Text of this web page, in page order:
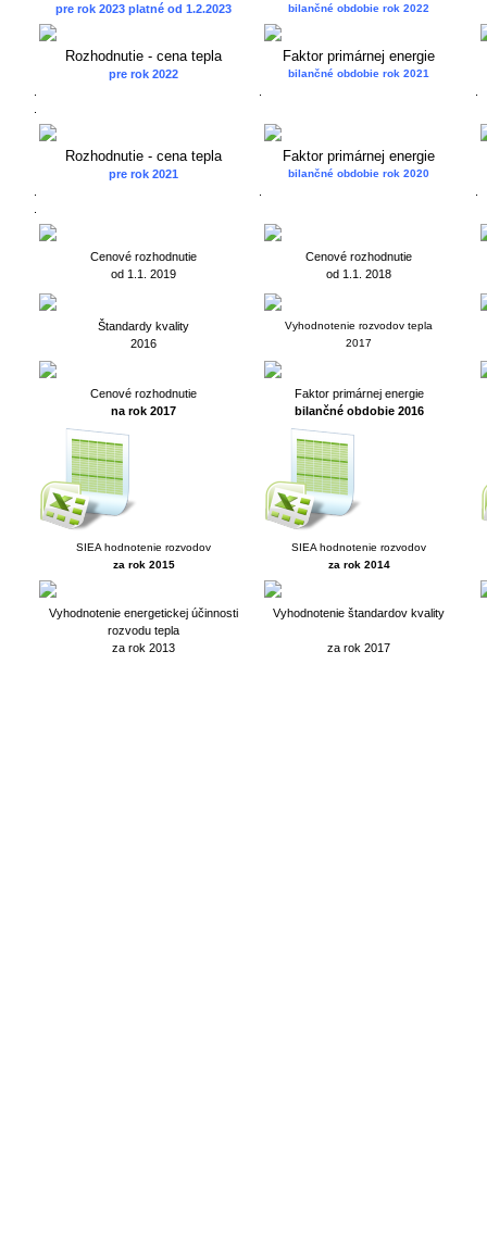
pre rok 2023 platné od 1.2.2023 bilančné obdobie rok 2022
Rozhodnutie - cena tepla Faktor primárnej energie
pre rok 2022 bilančné obdobie rok 2021
Rozhodnutie - cena tepla Faktor primárnej energie
pre rok 2021 bilančné obdobie rok 2020
Cenové rozhodnutie
Cenové rozhodnutie
od 1.1. 2019
od 1.1. 2018
Štandardy kvality Vyhodnotenie rozvodov tepla
2016 2017
Cenové rozhodnutie
Faktor primárnej energie
na rok 2017
bilančné obdobie 2016
SIEA hodnotenie rozvodov
SIEA hodnotenie rozvodov
za rok 2015
za rok 2014
Vyhodnotenie energetickej účinnosti
Vyhodnotenie štandardov kvality
rozvodu tepla
za rok 2013
za rok 2017